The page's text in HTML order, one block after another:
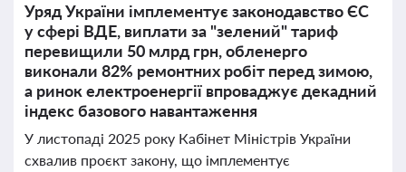
Уряд України імплементує законодавство ЄС
у сфері ВДЕ, виплати за "зелений" тариф
перевищили 50 млрд грн, обленерго
виконали 82% ремонтних робіт перед зимою,
а ринок електроенергії впроваджує декадний
індекс базового навантаження
У листопаді 2025 року Кабінет Міністрів України
схвалив проєкт закону, що імплементує